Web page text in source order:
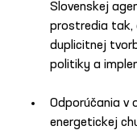
Slovenskej
prostredia tak,
duplicitnej
politiky a
Odporúčania v
energetickej